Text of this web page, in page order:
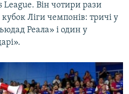
League. Він чотири рази
Ліги чемпонів: тричі у
Реала» і один у